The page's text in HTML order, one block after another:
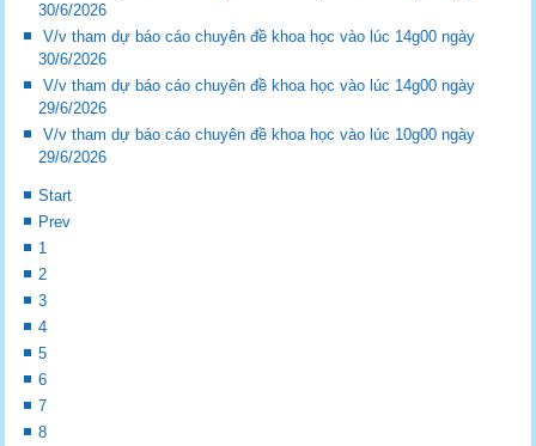
30/6/2026
V/v tham dự báo cáo chuyên đề khoa học vào lúc 14g00 ngày
30/6/2026
V/v tham dự báo cáo chuyên đề khoa học vào lúc 14g00 ngày
29/6/2026
V/v tham dự báo cáo chuyên đề khoa học vào lúc 10g00 ngày
29/6/2026
Start
Prev
1
2
3
4
5
6
7
8